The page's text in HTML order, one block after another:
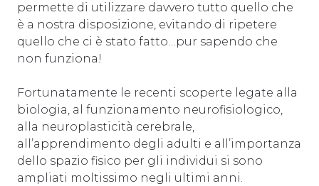
permette di utilizzare davvero tutto quello che
è a nostra disposizione, evitando di ripetere
quello che ci è stato fatto…pur sapendo che
non funziona!
Fortunatamente le recenti scoperte legate alla
biologia, al funzionamento neurofisiologico,
alla neuroplasticità cerebrale,
all’apprendimento degli adulti e all’importanza
dello spazio fisico per gli individui si sono
ampliati moltissimo negli ultimi anni.